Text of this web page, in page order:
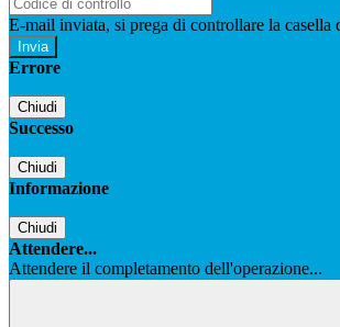
E-mail inviata, si prega di controllare la casella
Errore
Chiudi
Successo
Chiudi
Informazione
Chiudi
Attendere...
Attendere il completamento dell'operazione...